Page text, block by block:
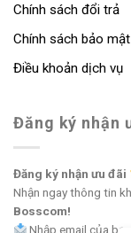
Chính sách đổi trả
Chính sách bảo mật
Điều khoản dịch vụ
Đăng ký nhận
Đăng ký nhận ưu đãi
Nhận ngay thông tin
Bosscom!
Nhập email của